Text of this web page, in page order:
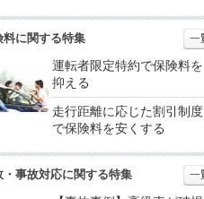
料に関する特集
運転者限定特約で保険料を
抑える
走行距離に応じた割引制度
で保険料を安くする
・事故対応に関する特集